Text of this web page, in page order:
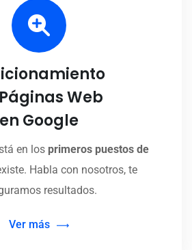
Web
en Google
en los primeros puestos de
Habla con nosotros, te
resultados.
Ver más